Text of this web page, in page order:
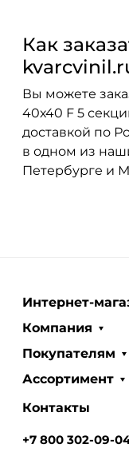
Как
Вы можете
40х40 F 5
доставкой по
в одном из
Петербурге и
Интернет-
Компания
Покупателям
Ассортимент
Контакты
+7 800 302-09-